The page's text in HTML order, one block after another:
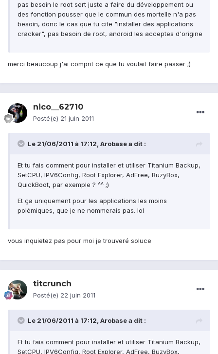
pas besoin le root sert juste a faire du développement ou
des fonction pousser que le commun des mortelle n'a pas
besoin, donc le cas que tu cite "installer des applications
cracker", pas besoin de root, android les acceptes d'origine
merci beaucoup j'ai comprit ce que tu voulait faire passer ;)
nico__62710
Posté(e) 21 juin 2011
Le 21/06/2011 à 17:12, Arobase a dit :
Et tu fais comment pour installer et utiliser Titanium Backup,
SetCPU, IPV6Config, Root Explorer, AdFree, BuzyBox,
QuickBoot, par exemple ? ^^ ;)
Et ça uniquement pour les applications les moins
polémiques, que je ne nommerais pas. lol
vous inquietez pas pour moi je trouveré soluce
titcrunch
Posté(e) 22 juin 2011
Le 21/06/2011 à 17:12, Arobase a dit :
Et tu fais comment pour installer et utiliser Titanium Backup,
SetCPU, IPV6Config, Root Explorer, AdFree, BuzyBox,